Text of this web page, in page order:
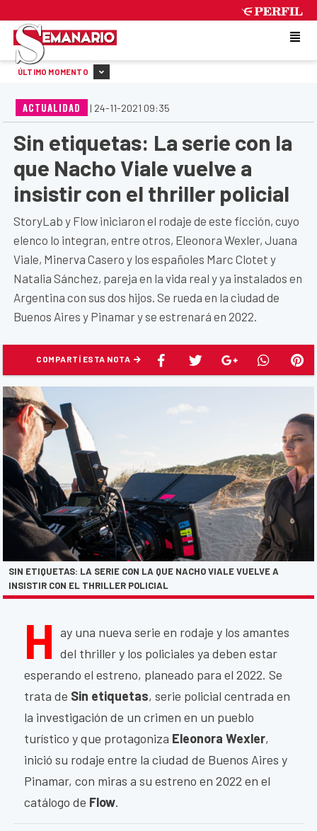
ÚLTIMO MOMENTO
ACTUALIDAD | 24-11-2021 09:35
Sin etiquetas: La serie con la
que Nacho Viale vuelve a
insistir con el thriller policial
StoryLab y Flow iniciaron el rodaje de este ficción, cuyo
elenco lo integran, entre otros, Eleonora Wexler, Juana
Viale, Minerva Casero y los españoles Marc Clotet y
Natalia Sánchez, pareja en la vida real y ya instalados en
Argentina con sus dos hijos. Se rueda en la ciudad de
Buenos Aires y Pinamar y se estrenará en 2022.
COMPARTÍ ESTA NOTA
SIN ETIQUETAS: LA SERIE CON LA QUE NACHO VIALE VUELVE A
INSISTIR CON EL THRILLER POLICIAL
H ay una nueva serie en rodaje y los amantes
del thriller y los policiales ya deben estar
esperando el estreno, planeado para el 2022. Se
trata de Sin etiquetas, serie policial centrada en
la investigación de un crimen en un pueblo
turístico y que protagoniza Eleonora Wexler,
inició su rodaje entre la ciudad de Buenos Aires y
Pinamar, con miras a su estreno en 2022 en el
catálogo de Flow.